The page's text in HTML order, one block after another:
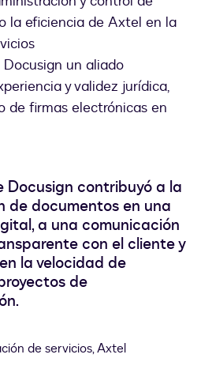
la eficiencia de Axtel en la
un aliado
y validez jurídica,
de firmas electrónicas en
Docusign contribuyó a la
de documentos en una
a una comunicación
con el cliente y
la velocidad de
de
de servicios, Axtel